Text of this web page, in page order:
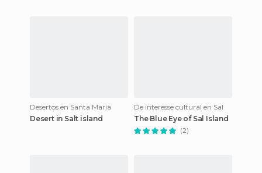
Desertos en Santa Maria
Desert in Salt island
De interesse cultural en Sal
The Blue Eye of Sal Island
(2)